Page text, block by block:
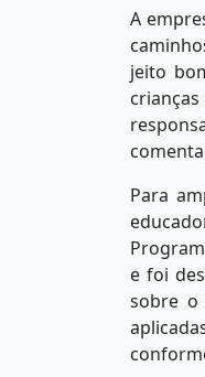
A
jeito
Para
e foi
sobre o